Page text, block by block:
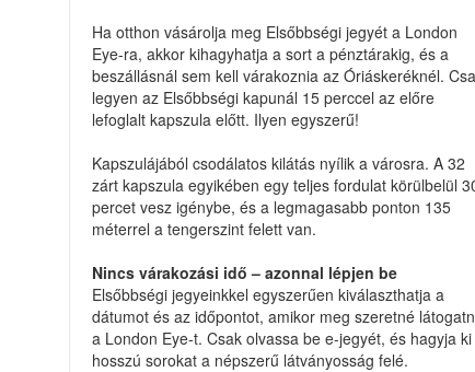
Ha otthon vásárolja meg Elsőbbségi jegyét a London
Eye-ra, akkor kihagyhatja a sort a pénztárakig, és a
beszállásnál sem kell várakoznia az Óriáskeréknél.
legyen az Elsőbbségi kapunál 15 perccel az előre
lefoglalt kapszula előtt. Ilyen egyszerű!
Kapszulájából csodálatos kilátás nyílik a városra. A 32
zárt kapszula egyikében egy teljes fordulat körülbelül
percet vesz igénybe, és a legmagasabb ponton 135
méterrel a tengerszint felett van.
Nincs várakozási idő – azonnal lépjen be
Elsőbbségi jegyeinkkel egyszerűen kiválaszthatja a
dátumot és az időpontot, amikor meg szeretné
a London Eye-t. Csak olvassa be e-jegyét, és hagyja
hosszú sorokat a népszerű látványosság felé.